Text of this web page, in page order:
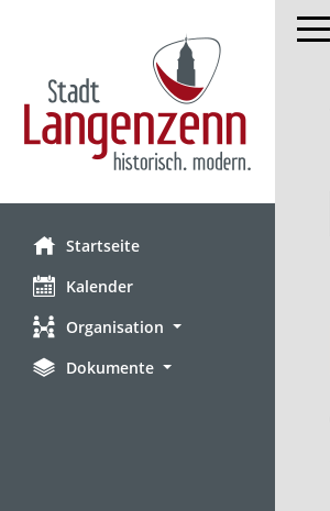
Startseite
Kalender
Organisation
Dokumente